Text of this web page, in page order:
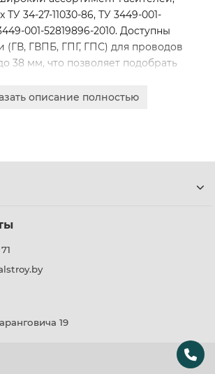
34-27-11030-86, ТУ 3449-001-
001-52819896-2010. Доступны
(ГВ, ГВПБ, ГПГ, ГПС) для проводов
38 мм, что позволяет подобрать
высоким качеством
описание полностью
19